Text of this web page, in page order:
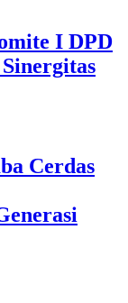
I DPD
Cerdas